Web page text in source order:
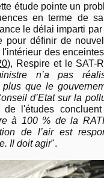
étude pointe un
en terme de
le délai imparti
pour définir de
l'intérieur des
), Respire et le SAT-
n’a pas
que le
d’Etat sur la
de l'études
à 100 % de la
de l’air est
Il doit agir".